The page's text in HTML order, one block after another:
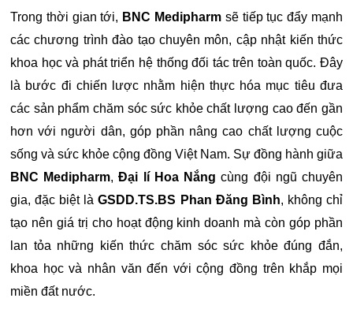
Trong thời gian tới, BNC Medipharm sẽ tiếp tục đẩy mạnh
các chương trình đào tạo chuyên môn, cập nhật kiến thức
khoa học và phát triển hệ thống đối tác trên toàn quốc. Đây
là bước đi chiến lược nhằm hiện thực hóa mục tiêu đưa
các sản phẩm chăm sóc sức khỏe chất lượng cao đến gần
hơn với người dân, góp phần nâng cao chất lượng cuộc
sống và sức khỏe cộng đồng Việt Nam. Sự đồng hành giữa
BNC Medipharm,Đại lí Hoa Nắng cùng đội ngũ chuyên
gia, đặc biệt làGSDD.TS.BS Phan Đăng Bình, không chỉ
tạo nên giá trị cho hoạt động kinh doanh mà còn góp phần
lan tỏa những kiến thức chăm sóc sức khỏe đúng đắn,
khoa học và nhân văn đến với cộng đồng trên khắp mọi
miền đất nước.